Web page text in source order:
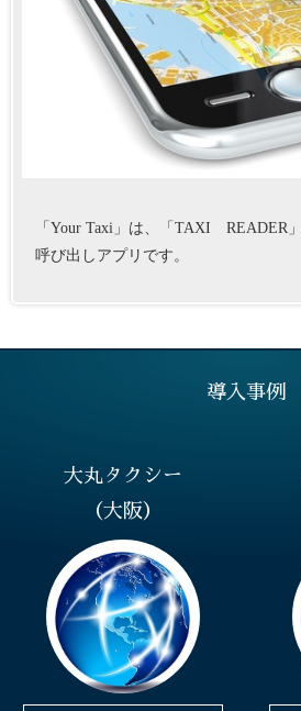
「Your Taxi」は、「TAXI READER
呼び出しアプリです。
導入事例
大丸タクシー
（大阪）